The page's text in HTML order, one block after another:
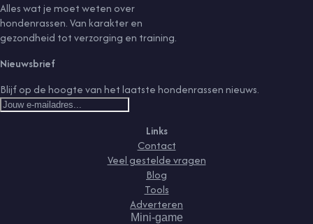
Alles wat je moet weten over
hondenrassen. Van karakter en
gezondheid tot verzorging en training.
Nieuwsbrief
Blijf op de hoogte van het laatste hondenrassen nieuws.
Links
Contact
Veel gestelde vragen
Blog
Tools
Adverteren
Mini-game